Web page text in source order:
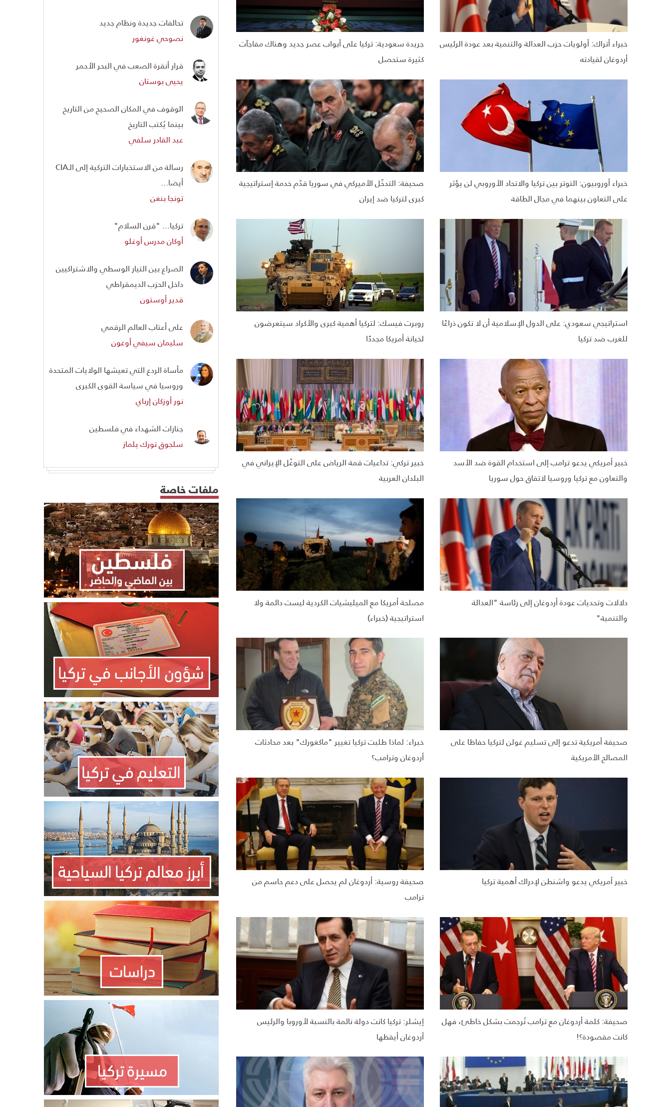
خبراء أتراك: أولويات حزب العدالة والتنمية بعد عودة الرئيس
أردوغان لقيادته
جريدة سعودية: تركيا على أبواب عصر جديد وهناك مفاجآت
كثيرة ستحصل
خبراء أوروبيون: التوتر بين تركيا والاتحاد الأوروبي لن يؤثر
على التعاون بينهما في مجال الطاقة
صحيفة: التدخّل الأميركي في سوريا قدّم خدمة إستراتيجية
كبرى لتركيا ضد إيران
استراتيجي سعودي: على الدول الإسلامية أن لا تكون ذراعًا
للغرب ضد تركيا
روبرت فيسك: لتركيا أهمية كبرى والأكراد سيتعرضون
لخيانة أمريكا مجددًا
خبير أمريكي يدعو ترامب إلى استخدام القوة ضد الأسد
والتعاون مع تركيا وروسيا لاتفاق حول سوريا
خبير تركي: تداعيات قمة الرياض على التوغّل الإيراني في
البلدان العربية
دلالات وتحديات عودة أردوغان إلى رئاسة "العدالة
والتنمية"
مصلحة أمريكا مع الميليشيات الكردية ليست دائمة ولا
استراتيجية (خبراء)
صحيفة أمريكية تدعو إلى تسليم غولن لتركيا حفاظا على
المصالح الأمريكية
خبراء: لماذا طلبت تركيا تغيير "ماكغورك" بعد محادثات
أردوغان وترامب؟
خبير أمريكي يدعو واشنطن لإدراك أهمية تركيا
صحيفة روسية: أردوغان لم يحصل على دعم حاسم من
ترامب
صحيفة: كلمة أردوغان مع ترامب تُرجمت بشكل خاطئ، فهل
كانت مقصودة؟!
إيشلر: تركيا كانت دولة نائمة بالنسبة لأوروبا والرئيس
أردوغان أيقظها
تحالفات جديدة ونظام جديد
نصوحي غونغور
قرار أنقرة الصعب في البحر الأحمر
يحيى بوستان
الوقوف في المكان الصحيح من التاريخ
بينما يُكتب التاريخ
عبد القادر سلفي
رسالة من الاستخبارات التركية إلى الـCIA
أيضا...
تونجا بنغن
تركيا... "قرن السلام"
أوكان مدرس أوغلو
الصراع بين التيار الوسطي والاشتراكيين
داخل الحزب الديمقراطي
قدير أوستون
على أعتاب العالم الرقمي
سليمان سيفي أوغون
مأساة الردع التي تعيشها الولايات المتحدة
وروسيا في سياسة القوى الكبرى
نور أوزكان إرباي
جنازات الشهداء في فلسطين
سلجوق تورك يلماز
ملفات خاصة